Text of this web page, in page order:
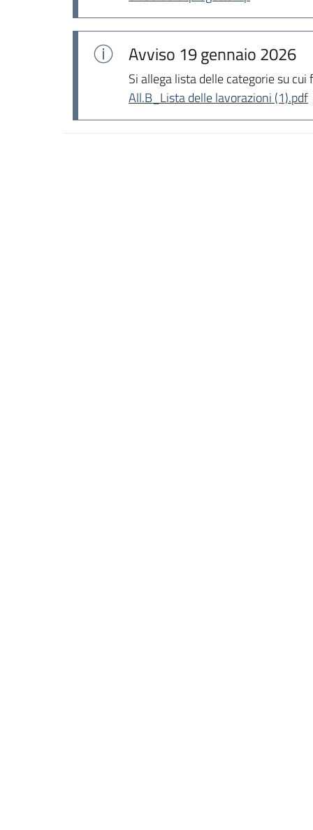
Avviso 19 gennaio 2026
Si allega lista delle categorie su
All.B_Lista delle lavorazioni (1).pdf